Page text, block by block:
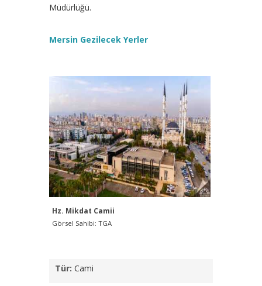
Müdürlüğü.
Mersin Gezilecek Yerler
Hz. Mikdat Camii
Görsel Sahibi: TGA
Tür: Cami